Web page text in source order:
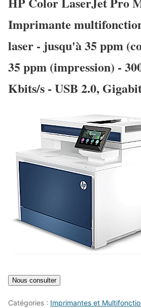
Imprimante
laser - jusqu'à 35 ppm
35 ppm (impression) -
Kbits/s - USB 2.0,
Catégories : Imprimantes et